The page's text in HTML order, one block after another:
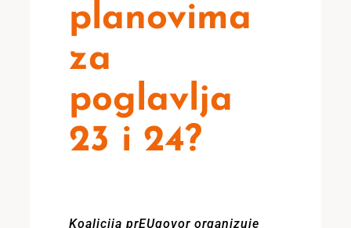
planovima
za
poglavlja
23 i 24?
Koalicija prEUgovor organizuje